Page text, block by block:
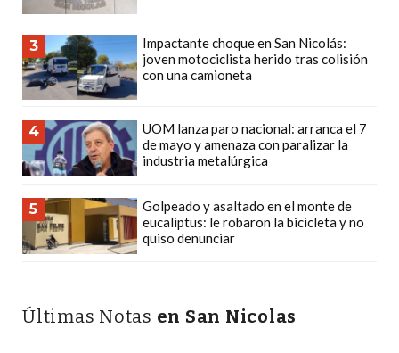
EN
ARGENTINA:
CHANGUITO.COM.AR
VS
PLATAFORMAS
DE
VENTA
POR
WHATSAPP
CÓMO
DE
3
Impactante choque en San Nicolás:
joven motociclista herido tras colisión
con una camioneta
4
UOM lanza paro nacional: arranca el 7
de mayo y amenaza con paralizar la
industria metalúrgica
5
Golpeado y asaltado en el monte de
eucaliptus: le robaron la bicicleta y no
quiso denunciar
Últimas Notas en San Nicolas